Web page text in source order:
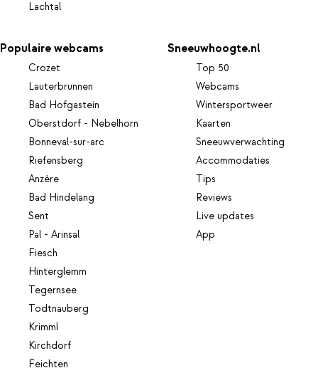
Lachtal
Populaire webcams
Crozet
Lauterbrunnen
Bad Hofgastein
Oberstdorf - Nebelhorn
Bonneval-sur-arc
Riefensberg
Anzère
Bad Hindelang
Sent
Pal - Arinsal
Fiesch
Hinterglemm
Tegernsee
Todtnauberg
Krimml
Kirchdorf
Feichten
Sneeuwhoogte.nl
Top 50
Webcams
Wintersportweer
Kaarten
Sneeuwverwachting
Accommodaties
Tips
Reviews
Live updates
App